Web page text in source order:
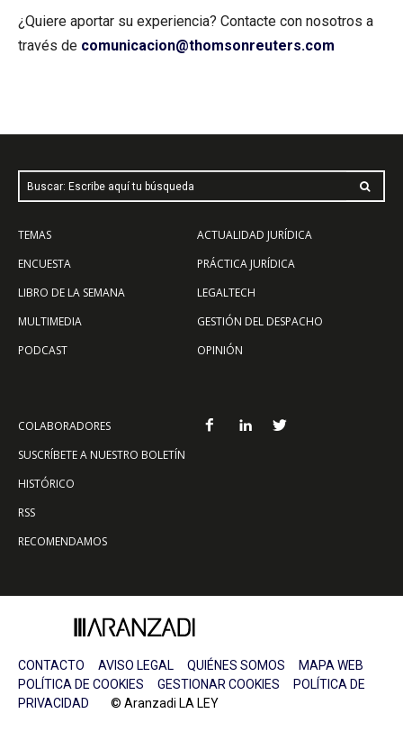
¿Quiere aportar su experiencia? Contacte con nosotros a
través de comunicacion@thomsonreuters.com
Buscar: Escribe aquí tu búsqueda
TEMAS
ENCUESTA
LIBRO DE LA SEMANA
MULTIMEDIA
PODCAST
ACTUALIDAD JURÍDICA
PRÁCTICA JURÍDICA
LEGALTECH
GESTIÓN DEL DESPACHO
OPINIÓN
COLABORADORES
SUSCRÍBETE A NUESTRO BOLETÍN
HISTÓRICO
RSS
RECOMENDAMOS
CONTACTO AVISO LEGAL QUIÉNES SOMOS
MAPA WEB
POLÍTICA DE COOKIES
GESTIONAR COOKIES
POLÍTICA DE
PRIVACIDAD © Aranzadi LA LEY